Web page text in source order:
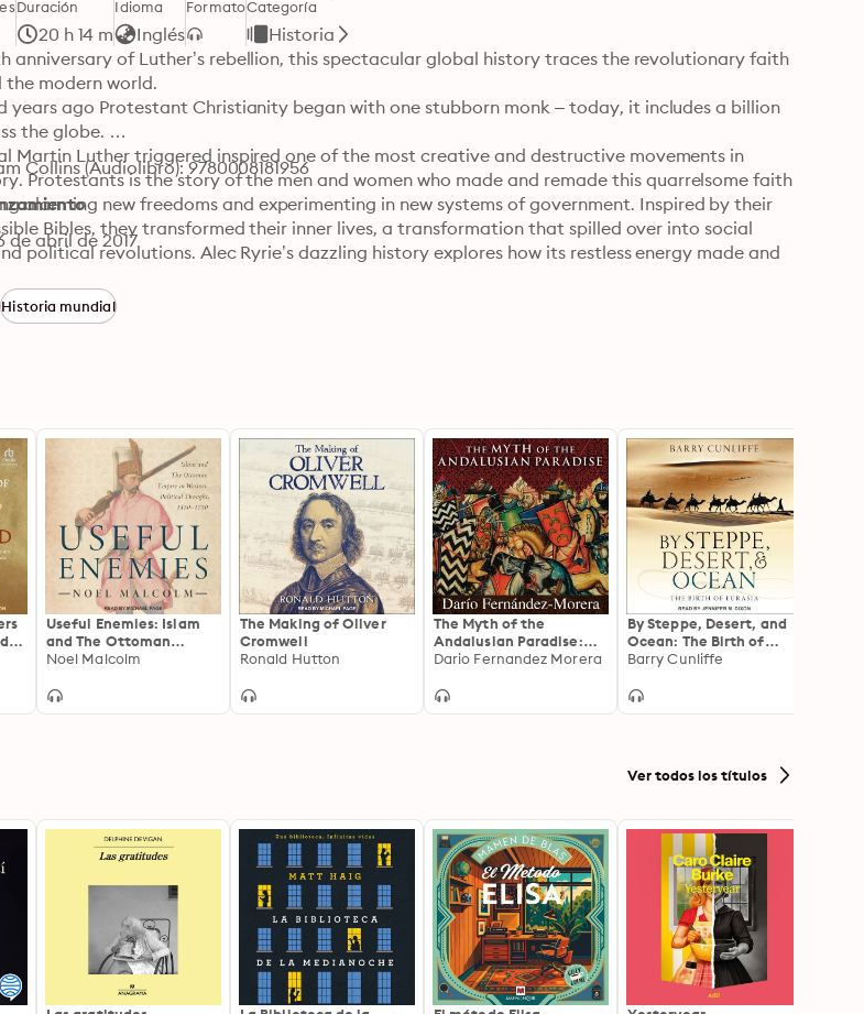
Duración
20 h 14 m
Idioma
Inglés
FormatoCategoría
Historia
anniversary of Luther’s rebellion, this spectacular global history traces the revolutionary faith
modern world.
years ago Protestant Christianity began with one stubborn monk – today, it includes a billion
the globe.
Martin Luther triggered inspired one of the most creative and destructive movements in
Protestants is the story of the men and women who made and remade this quarrelsome faith
alarming new freedoms and experimenting in new systems of government. Inspired by their
Bibles, they transformed their inner lives, a transformation that spilled over into social
political revolutions. Alec Ryrie’s dazzling history explores how its restless energy made and
the modern world.
Collins (Audiolibro): 9780008181956
de abril de 2017
Historia mundial
Useful Enemies: Islam
and The Ottoman
Empire in Western
1750: Islam and The
Noel Malcolm
The Making of Oliver
Cromwell
Ronald Hutton
The Myth of the
Andalusian Paradise:
Muslims, Christians, and
in Medieval Spain
Dario Fernandez Morera
By Steppe, Desert, and
Ocean: The Birth of
Eurasia
Barry Cunliffe
Ver todos los títulos